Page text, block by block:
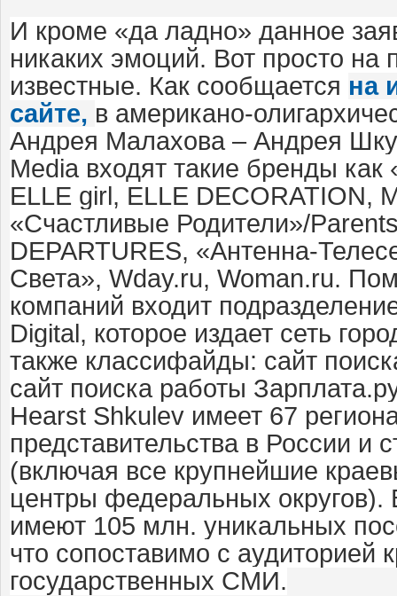
И кроме «да ладно» данное
никаких эмоций. Вот просто на
известные. Как сообщается на
сайте, в американо-
Андрея Малахова – Андрея
Media входят такие бренды
ELLE girl, ELLE DECORATION,
«Счастливые Родители»/
DEPARTURES, «Антенна-
Света», Wday.ru, Woman.ru.
компаний входит
Digital, которое издает сеть
также классифайды: сайт
сайт поиска работы
Hearst Shkulev имеет 67
представительства в России и
(включая все крупнейшие
центры федеральных
имеют 105 млн. уникальных
что сопоставимо с аудиторией
государственных СМИ.